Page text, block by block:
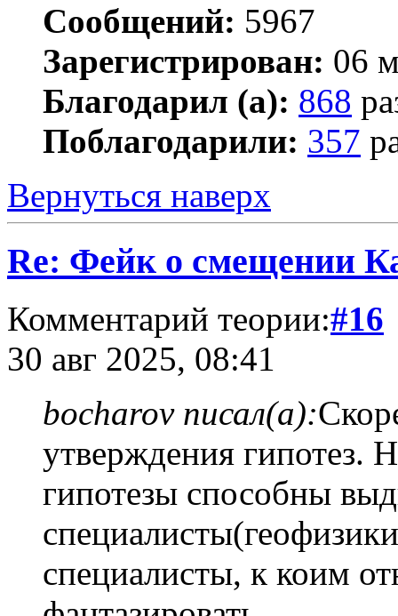
Сообщений: 5967
Зарегистрирован: 06
Благодарил (а): 868
Поблагодарили: 357
Вернуться наверх
Re: Фейк о смещении
Комментарий теории:#16
30 авг 2025, 08:41
bocharov писал(а):
утверждения гипотез.
гипотезы способны
специалисты, к коим